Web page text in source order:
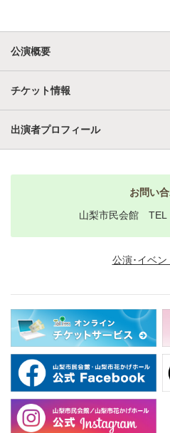
公演概要
チケット情報
出演者プロフィール
お問い
山梨市民会館 TEL
公演･イベン